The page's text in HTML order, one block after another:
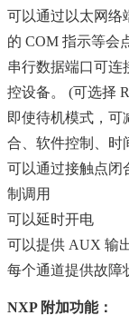
可以通过以太网络
的 COM 指示等会
串行数据端口可连
控设备。 (可选择
即使待机模式，可
合、软件控制、时
可以通过接触点闭
制调用
可以延时开电
可以提供 AUX 输
每个通道提供故障
NXP 附加功能：